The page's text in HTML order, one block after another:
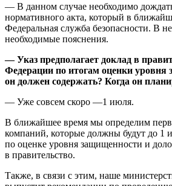
— В данном случае необходимо
нормативного акта, который в
Федеральная служба безопасности. В
необходимые пояснения.
— Указ предполагает доклад в
Федерации по итогам оценки
он должен содержать? Когда он
— Уже совсем скоро —1 июля.
В ближайшее время мы определим
компаний, которые должны будут до 1
по оценке уровня защищенности и
в правительство.
Также, в связи с этим, наше